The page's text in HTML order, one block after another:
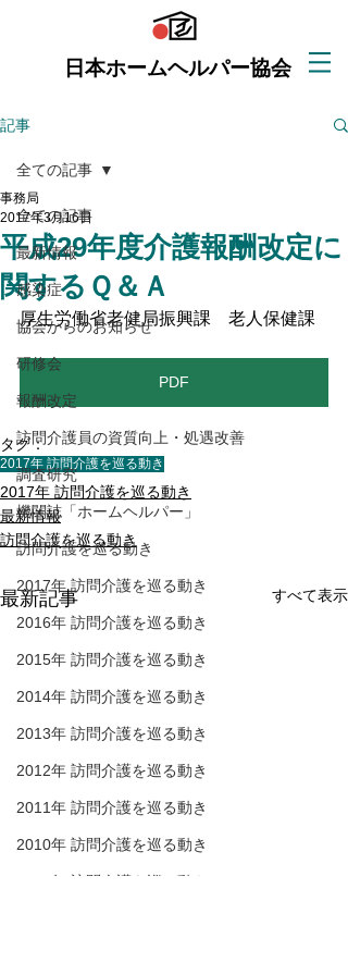
日本ホームヘルパー協会
記事
全ての記事
最新情報
感染症
協会からのお知らせ
研修会
報酬改定
訪問介護員の資質向上・処遇改善
調査研究
機関誌「ホームヘルパー」
訪問介護を巡る動き
2017年 訪問介護を巡る動き
2016年 訪問介護を巡る動き
2015年 訪問介護を巡る動き
2014年 訪問介護を巡る動き
2013年 訪問介護を巡る動き
2012年 訪問介護を巡る動き
2011年 訪問介護を巡る動き
2010年 訪問介護を巡る動き
2009年 訪問介護を巡る動き
全ての記事
平成29年度介護報酬改定に
関するＱ＆Ａ
事務局
2017年3月16日
厚生労働省老健局振興課　老人保健課
PDF
タグ：
2017年 訪問介護を巡る動き
2017年 訪問介護を巡る動き
最新情報
訪問介護を巡る動き
最新記事 すべて表示